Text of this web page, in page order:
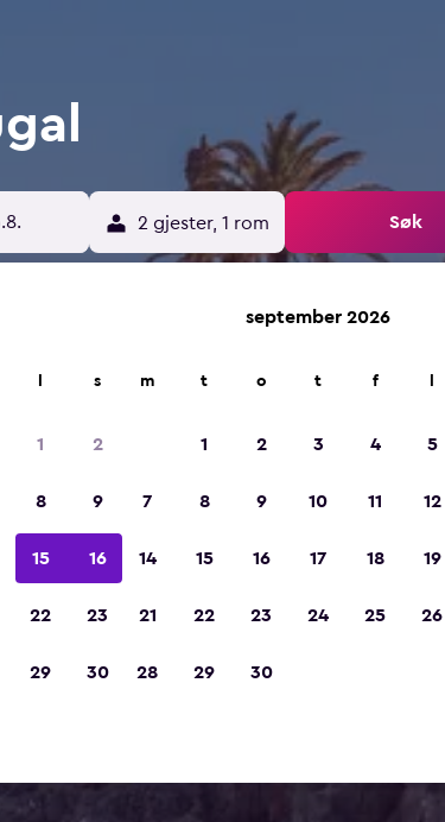
2 gjester, 1 rom Søk
s
1 2
8 9
15 16
22 23
29 30
september 2026
m t o t f
1 2 3 4 5
7 8 9 10 11 12
14 15 16 17 18 19
21 22 23 24 25 26
28 29 30